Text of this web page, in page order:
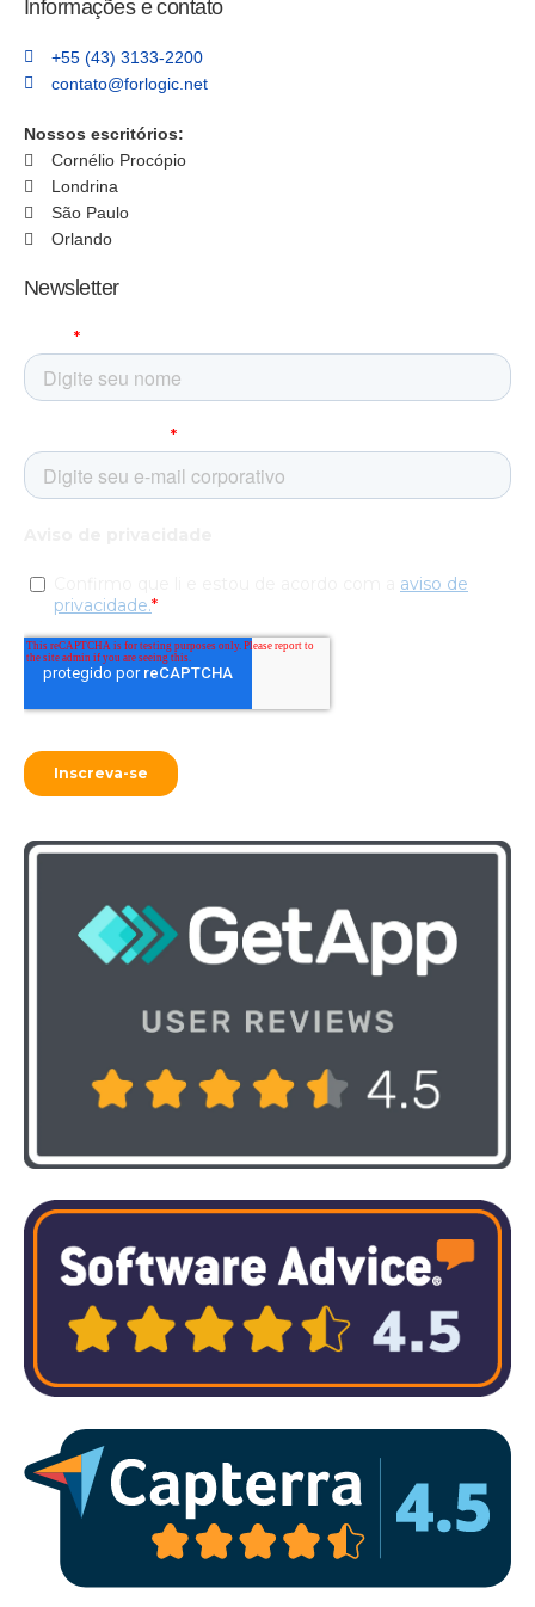
Informações e contato
+55 (43) 3133-2200
contato@forlogic.net
Nossos escritórios:
Cornélio Procópio
Londrina
São Paulo
Orlando
Newsletter